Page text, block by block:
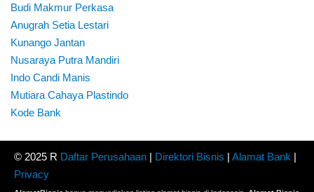
Budi Makmur Perkasa
Anugrah Setia Lestari
Kunango Jantan
Nusaraya Putra Mandiri
Indo Candi Manis
Mutiara Cahaya Plastindo
Kode Bank
© 2025 R Daftar Perusahaan | Direktori Bisnis | Alamat Bank |
Privacy